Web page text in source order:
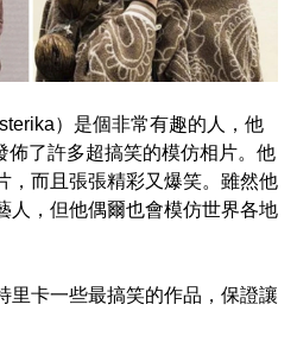
）是個非常有趣的人，他
佈了許多超搞笑的模仿相片。他
，而且張張精彩又爆笑。雖然他
人，但他偶爾也會模仿世界各地
里卡一些最搞笑的作品，保證讓